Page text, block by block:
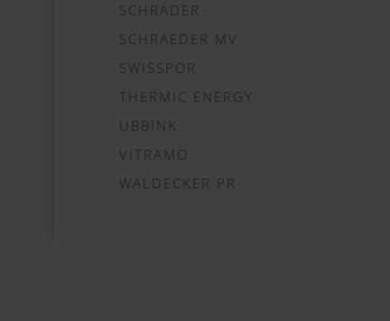
SCHRÄDER
SCHRAEDER MV
SWISSPOR
THERMIC ENERGY
UBBINK
VITRAMO
WALDECKER PR